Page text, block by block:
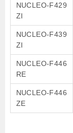
NUCLEO-F429
ZI
NUCLEO-F439
ZI
NUCLEO-F446
RE
NUCLEO-F446
ZE